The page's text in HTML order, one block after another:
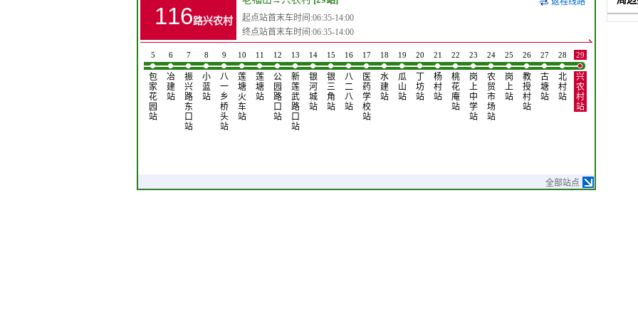
116路兴农村
起点站首末车时间:06:35-14:00
终点站首末车时间:06:35-14:00
5
包
家
花
园
站
6
冶
建
站
7
振
兴
路
东
口
站
8
小
蓝
站
9
八
一
乡
桥
头
站
10
莲
塘
火
车
站
11
莲
塘
站
12
公
园
路
口
站
13
新
莲
武
路
口
站
14
银
河
城
站
15
银
三
角
站
16
八
二
八
站
17
医
药
学
校
站
18
水
建
站
19
瓜
山
站
20
坊
站
21
杨
村
站
22
桃
花
庵
站
23
岗
上
中
学
站
24
农
贸
市
场
站
25
岗
上
站
26
教
授
村
站
27
古
塘
站
28
北
村
站
29
兴
农
村
站
全部站点